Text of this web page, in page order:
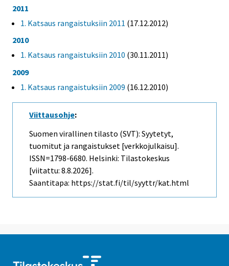
2011
1. Katsaus rangaistuksiin 2011 (17.12.2012)
2010
1. Katsaus rangaistuksiin 2010 (30.11.2011)
2009
1. Katsaus rangaistuksiin 2009 (16.12.2010)
Viittausohje:
Suomen virallinen tilasto (SVT): Syytetyt,
tuomitut ja rangaistukset [verkkojulkaisu].
ISSN=1798-6680. Helsinki: Tilastokeskus
[viitattu: 8.8.2026].
Saantitapa: https://stat.fi/til/syyttr/kat.html